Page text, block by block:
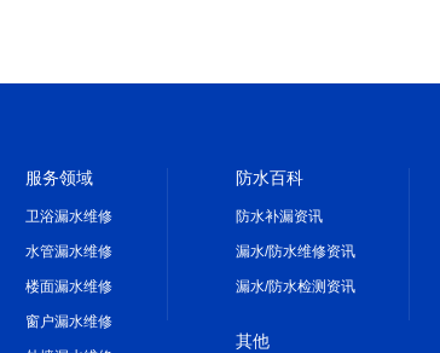
服务领域
卫浴漏水维修
水管漏水维修
楼面漏水维修
窗户漏水维修
防水百科
防水补漏资讯
漏水/防水维修资讯
漏水/防水检测资讯
其他